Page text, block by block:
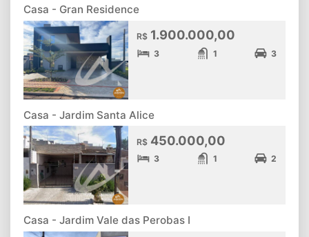
Casa - Gran Residence
R$ 1.900.000,00
3 1 3
Casa - Jardim Santa Alice
R$ 450.000,00
3 1 2
Casa - Jardim Vale das Perobas I